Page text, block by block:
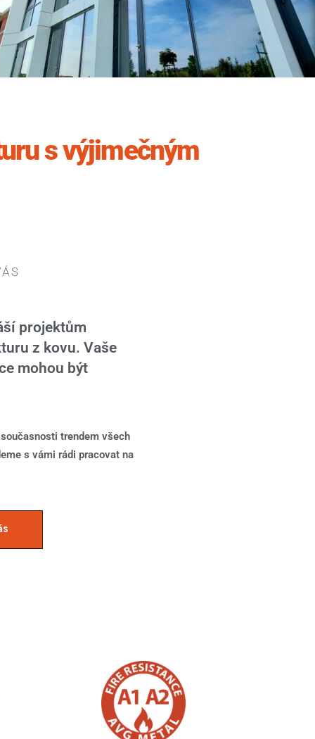
s výjimečným
projektům
z kovu. Vaše
mohou být
trendem všech
s vámi rádi pracovat na